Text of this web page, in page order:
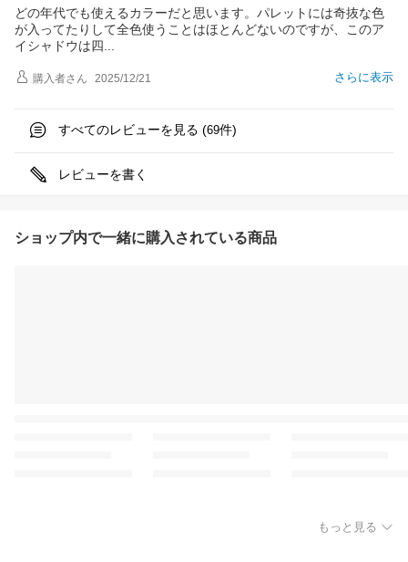
どの年代でも使えるカラーだと思います。パレットには奇抜な色
が入ってたりして全色使うことはほとんどないのですが、このア
イシャドウは四
さらに表示
購入者さん 2025/12/21
すべてのレビューを見る (69件)
レビューを書く
ショップ内で一緒に購入されている商品
もっと見る